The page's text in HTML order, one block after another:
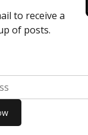
to receive a
of posts.